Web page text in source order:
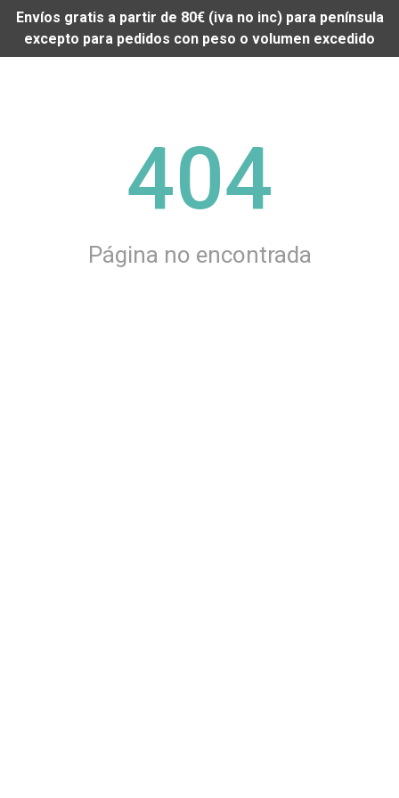
Envíos gratis a partir de 80€ (iva no inc) para península
excepto para pedidos con peso o volumen excedido
404
Página no encontrada